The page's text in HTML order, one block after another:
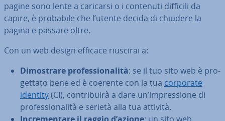
pagine sono lente a caricarsi o i contenuti difficili da
capire, è probabile che l’utente decida di chiudere la
pagina e passare oltre.
Con un web design efficace riuscirai a:
Di­mo­stra­re pro­fes­sio­na­li­tà: se il tuo sito web è pro­
get­ta­to bene ed è coerente con la tua corporate
identity(CI), con­tri­bui­rà a dare un’im­pres­sio­ne di
pro­fes­sio­na­li­tà e serietà alla tua attività.